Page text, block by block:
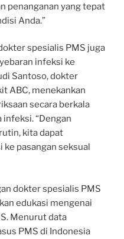
penanganan yang tepat
Anda.”
spesialis PMS juga
infeksi ke
Santoso, dokter
ABC, menekankan
secara berkala
“Dengan
kita dapat
pasangan seksual
dokter spesialis PMS
edukasi mengenai
Menurut data
PMS di Indonesia